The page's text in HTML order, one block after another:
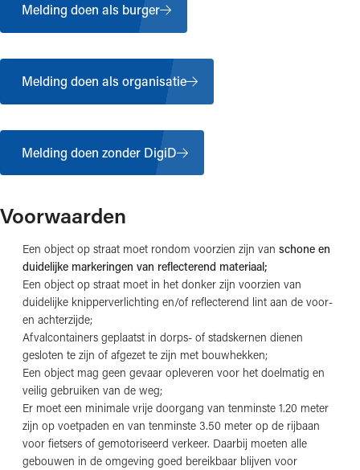
Melding doen als burger
Melding doen als organisatie
Melding doen zonder DigiD
Voorwaarden
Een object op straat moet rondom voorzien zijn van schone en
duidelijke markeringen van reflecterend materiaal;
Een object op straat moet in het donker zijn voorzien van
duidelijke knipperverlichting en/of reflecterend lint aan de voor-
en achterzijde;
Afvalcontainers geplaatst in dorps- of stadskernen dienen
gesloten te zijn of afgezet te zijn met bouwhekken;
Een object mag geen gevaar opleveren voor het doelmatig en
veilig gebruiken van de weg;
Er moet een minimale vrije doorgang van tenminste 1.20 meter
zijn op voetpaden en van tenminste 3.50 meter op de rijbaan
voor fietsers of gemotoriseerd verkeer. Daarbij moeten alle
gebouwen in de omgeving goed bereikbaar blijven voor